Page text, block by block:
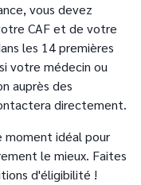
vous devez
CAF et de votre
les 14 premières
votre médecin ou
auprès des
directement.
moment idéal pour
le mieux. Faites
d'éligibilité !